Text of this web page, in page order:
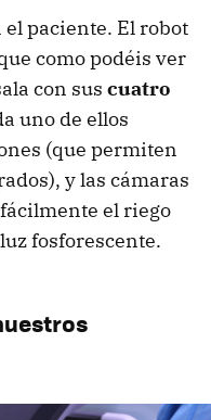
el paciente. El robot
como podéis ver
con sus cuatro
uno de ellos
(que permiten
y las cámaras
el riego
fosforescente.